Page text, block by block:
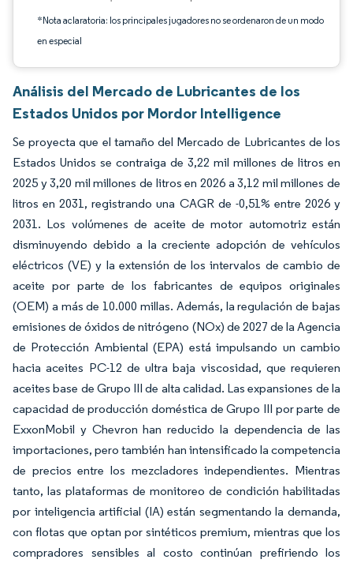
*Nota aclaratoria: los principales jugadores no se ordenaron de un modo
en especial
Análisis del Mercado de Lubricantes de los
Estados Unidos por Mordor Intelligence
Se proyecta que el tamaño del Mercado de Lubricantes de los
Estados Unidos se contraiga de 3,22 mil millones de litros en
2025 y 3,20 mil millones de litros en 2026 a 3,12 mil millones de
litros en 2031, registrando una CAGR de -0,51% entre 2026 y
2031. Los volúmenes de aceite de motor automotriz están
disminuyendo debido a la creciente adopción de vehículos
eléctricos (VE) y la extensión de los intervalos de cambio de
aceite por parte de los fabricantes de equipos originales
(OEM) a más de 10.000 millas. Además, la regulación de bajas
emisiones de óxidos de nitrógeno (NOx) de 2027 de la Agencia
de Protección Ambiental (EPA) está impulsando un cambio
hacia aceites PC-12 de ultra baja viscosidad, que requieren
aceites base de Grupo III de alta calidad. Las expansiones de la
capacidad de producción doméstica de Grupo III por parte de
ExxonMobil y Chevron han reducido la dependencia de las
importaciones, pero también han intensificado la competencia
de precios entre los mezcladores independientes. Mientras
tanto, las plataformas de monitoreo de condición habilitadas
por inteligencia artificial (IA) están segmentando la demanda,
con flotas que optan por sintéticos premium, mientras que los
compradores sensibles al costo continúan prefiriendo los